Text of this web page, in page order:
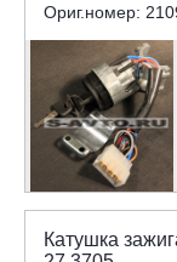
Ориг.номер:
Катушка